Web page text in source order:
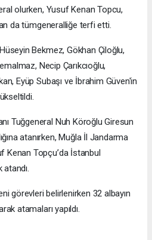
olurken, Yusuf Kenan Topcu,
da tümgeneralliğe terfi etti.
Bekmez, Gökhan Çiloğlu,
Necip Çarıkcıoğlu,
Eyüp Subaşı ve İbrahim Güven'in
Tuğgeneral Nuh Köroğlu Giresun
atanırken, Muğla İl Jandarma
Kenan Topçu’da İstanbul
görevleri belirlenirken 32 albayın
atamaları yapıldı.